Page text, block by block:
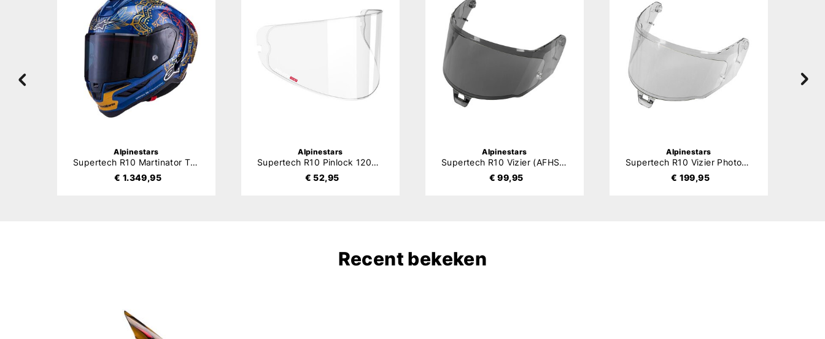
Alpinestars
Supertech R10 Martinator Thai
€ 1.349,95
Alpinestars
Supertech R10 Pinlock 120XLT (DKS514)
€ 52,95
Alpinestars
Supertech R10 Vizier (AFHS-01)
€ 99,95
Alpinestars
Supertech R10 Vizier Photochromic (AFHS-01)
€ 199,95
Recent bekeken